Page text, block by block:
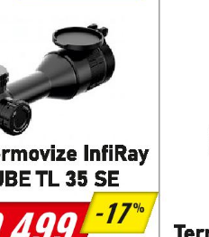
a spuštěním pouhým sejmutím
EYE III poskytuje mimořádně
polích i v hustém